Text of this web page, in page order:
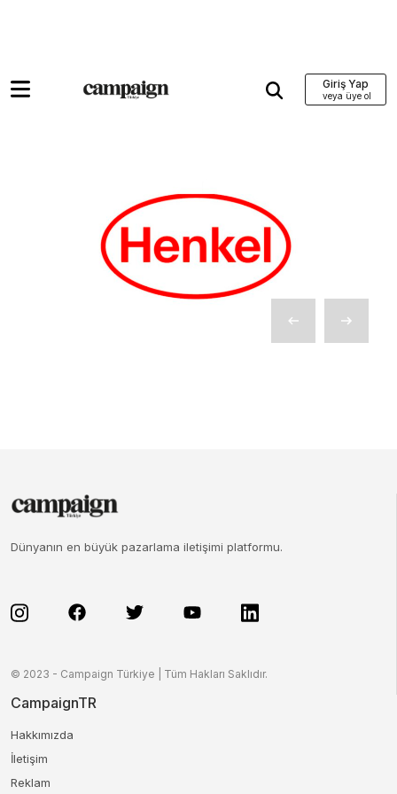
Giriş Yap
Dünyanın en büyük pazarlama iletişimi platformu.
© 2023 - Campaign Türkiye | Tüm Hakları Saklıdır.
CampaignTR
Hakkımızda
İletişim
Reklam